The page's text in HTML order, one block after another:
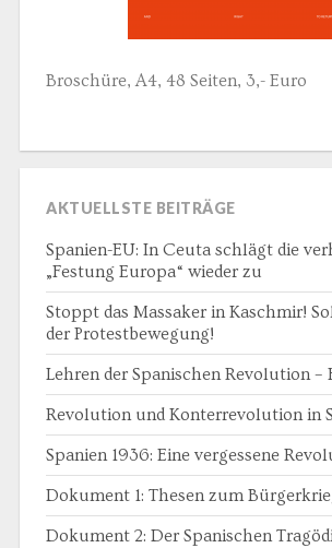
Broschüre, A4, 48 Seiten, 3,- Euro
AKTUELLSTE BEITRÄGE
Spanien-EU: In Ceuta schlägt die
„Festung Europa“ wieder zu
Stoppt das Massaker in Kaschmir!
der Protestbewegung!
Lehren der Spanischen Revolution –
Revolution und Konterrevolution in
Spanien 1936: Eine vergessene
Dokument 1: Thesen zum
Dokument 2: Der Spanischen